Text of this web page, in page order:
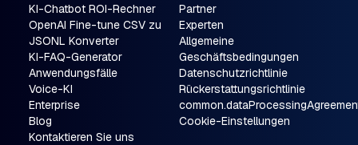
KI-Chatbot ROI-Rechner
OpenAI Fine-tune CSV zu
JSONL Konverter
KI-FAQ-Generator
Anwendungsfälle
Voice-KI
Enterprise
Blog
Kontaktieren Sie uns
Partner
Experten
Allgemeine
Geschäftsbedingungen
Datenschutzrichtlinie
Rückerstattungsrichtlinie
Cookie-Einstellungen